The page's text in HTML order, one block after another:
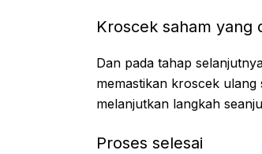
Kroscek saham yang
Dan pada tahap
memastikan kroscek ulang
melanjutkan langkah
Proses selesai